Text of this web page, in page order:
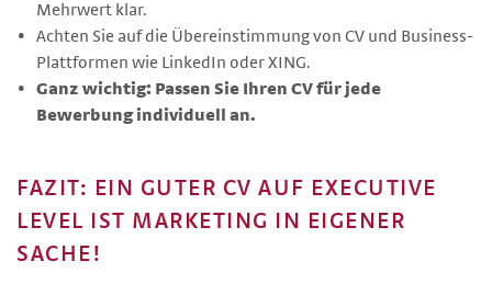
Mehrwert klar.
Achten Sie auf die Übereinstimmung von CV und Business-
Plattformen wie LinkedIn oder XING.
Ganz wichtig: Passen Sie Ihren CV für jede
Bewerbung individuell an.
FAZIT: EIN GUTER CV AUF EXECUTIVE
LEVEL IST MARKETING IN EIGENER
SACHE!